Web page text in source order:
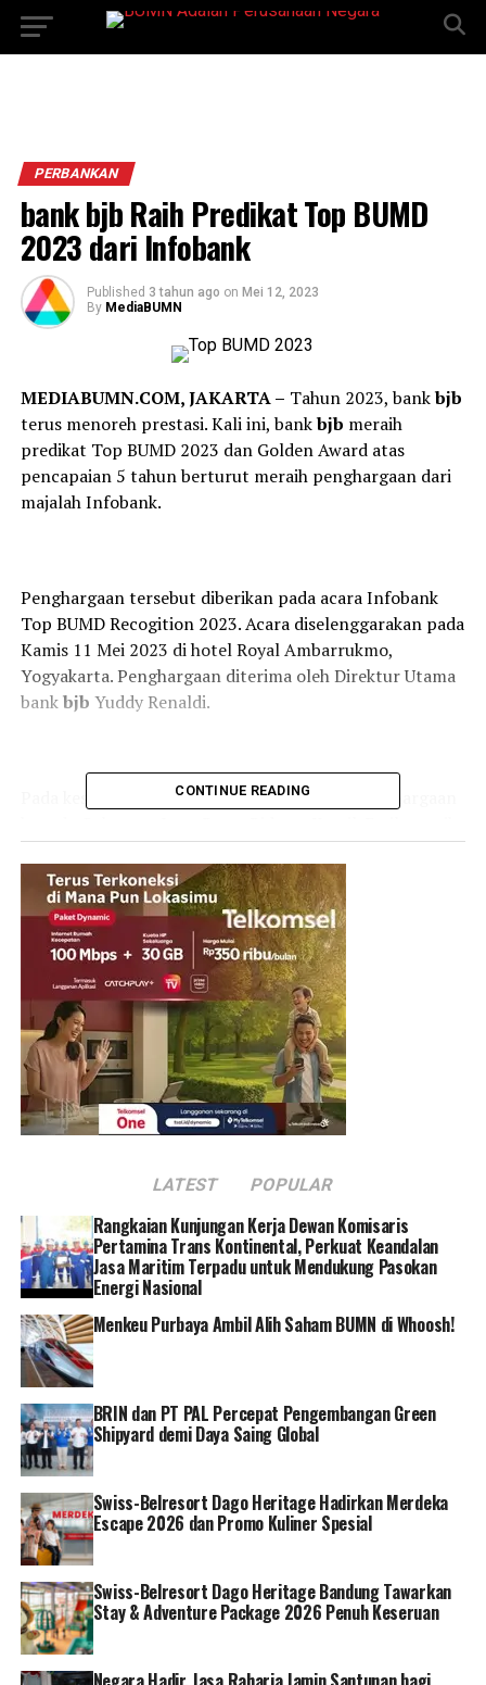
PERBANKAN
bank bjb Raih Predikat Top BUMD
2023 dari Infobank
Published 3 tahun ago on Mei 12, 2023
By MediaBUMN
MEDIABUMN.COM, JAKARTA – Tahun 2023, bankbjb
terus menoreh prestasi. Kali ini, bankbjb meraih
predikat Top BUMD 2023 dan Golden Award atas
pencapaian 5 tahun berturut meraih penghargaan dari
majalah Infobank.
Penghargaan tersebut diberikan pada acara Infobank
Top BUMD Recogition 2023. Acara diselenggarakan pada
Kamis 11 Mei 2023 di hotel Royal Ambarrukmo,
Yogyakarta. Penghargaan diterima oleh Direktur Utama
bankbjb Yuddy Renaldi.
Pada kesempatan tersebut, juga diberikan penghargaan
penghargaan sebagai The Best Governor 2023 in
Supporting GCG and Professionalism for BPD.
Acara Infobank Top BUMD Recognition 2023 tersebut
terselenggara melalui kerjasama dengan Asosiasi Bank
Pembagunan Daerah (ASBANDA) dan Perhimpunan BPR
Milik Pemda (PERBAMIDA). Total terdapat 16 Bank
Pembangunan Daerah (BPD), 40 Bank Perkreditan
Rakyat (BPR) dan 9 Bank Pembiayaan Rakyat Syariah
(BPRS) milik pemerintah daerah yang mendapat
Selain seremoni pemberian penghargaan, acara tersebut
juga menghadirkan forum literasi dan inklusi keuangan
dengan mengusung tema Visi BUMD Sebagai Agen
Pembangunan Daerah yang Profesional : Tantangan
Pemenuhan Permodalan BUMD Keuangan.
Forum tersebut di antaranya membahas peran vital
BUMD dan pentingnya dukungan pada BUMD sebagai
salah satu penggerak ekonomi nasional. Juga dibahas
urgensi pembentukan Kelompok Usaha Bersama (KUB)
yang sesuai dengan visi pemerintah dan otoritas sektor
jasa keuangan dalam memperkuat struktur permodalan
ekosistem keuangan BPD.
CONTINUE READING
LATEST POPULAR
Rangkaian Kunjungan Kerja Dewan Komisaris
Pertamina Trans Kontinental, Perkuat Keandalan
Jasa Maritim Terpadu untuk Mendukung Pasokan
Energi Nasional
Menkeu Purbaya Ambil Alih Saham BUMN di Whoosh!
BRIN dan PT PAL Percepat Pengembangan Green
Shipyard demi Daya Saing Global
Swiss-Belresort Dago Heritage Hadirkan Merdeka
Escape 2026 dan Promo Kuliner Spesial
Swiss-Belresort Dago Heritage Bandung Tawarkan
Stay & Adventure Package 2026 Penuh Keseruan